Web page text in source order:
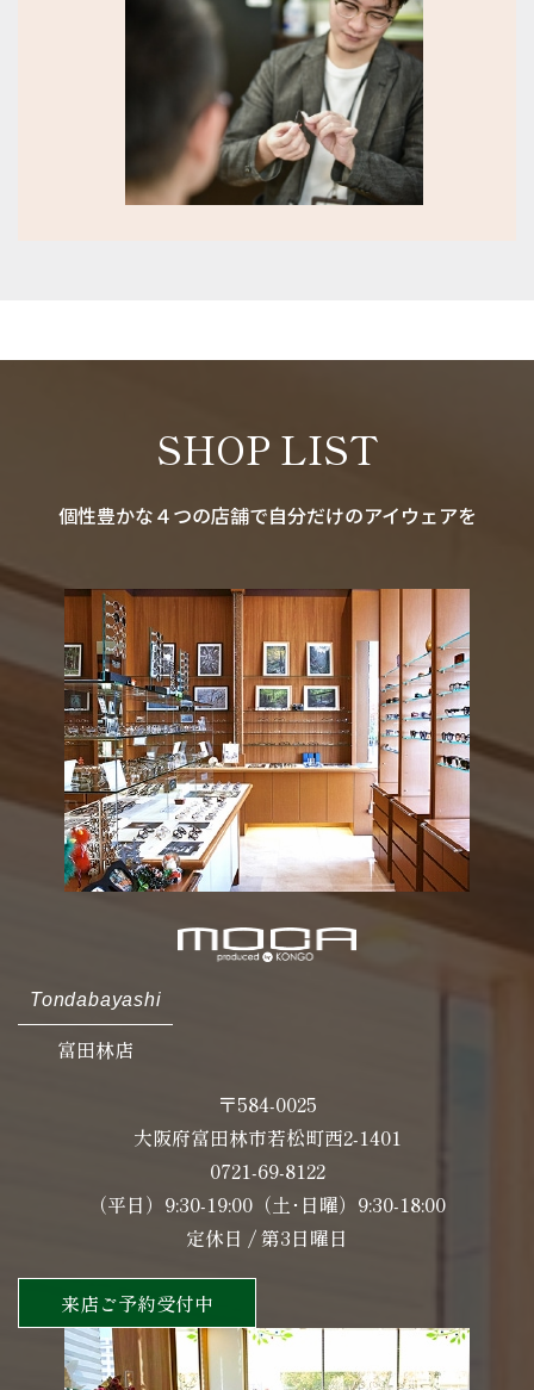
SHOP LIST
個性豊かな４つの店舗で自分だけのアイウェアを
Tondabayashi
富田林店
〒584-0025
大阪府富田林市若松町西2-1401
0721-69-8122
（平日）9:30-19:00（土･日曜）9:30-18:00
定休日 / 第3日曜日
来店ご予約受付中